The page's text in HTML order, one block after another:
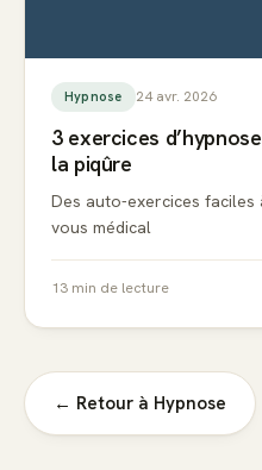
Hypnose 24 avr. 2026
3 exercices
la piqûre
Des auto-exercices
vous médical
13 min de lecture
← Retour à Hypnose